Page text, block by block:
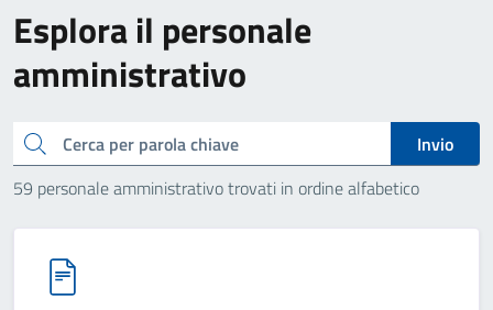
Esplora il personale
amministrativo
Cerca
Invio
59 personale amministrativo trovati in ordine alfabetico